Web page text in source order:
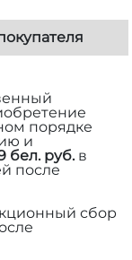
порядке
и
бел. руб.в
после
сбор